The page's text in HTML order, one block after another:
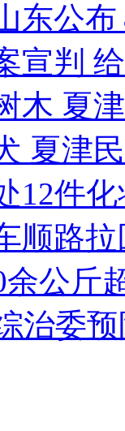
东公
宣判
木 夏
夏津
12件
顺路
公斤
治委